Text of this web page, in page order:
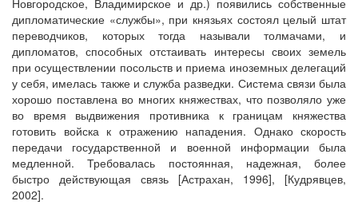
дипломатические «службы», при князьях состоял целый штат
переводчиков, которых тогда называли толмачами, и
дипломатов, способных отстаивать интересы своих земель
при осуществлении посольств и приема иноземных делегаций
у себя, имелась также и служба разведки. Система связи была
хорошо поставлена во многих княжествах, что позволяло уже
во время выдвижения противника к границам княжества
готовить войска к отражению нападения. Однако скорость
передачи государственной и военной информации была
медленной. Требовалась постоянная, надежная, более
быстро действующая связь [Астрахан, 1996], [Кудрявцев,
2002].